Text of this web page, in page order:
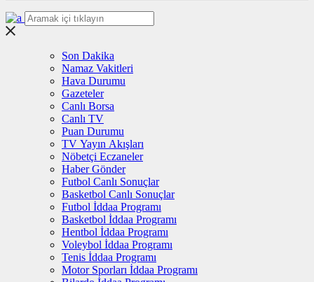
Son Dakika
Namaz Vakitleri
Hava Durumu
Gazeteler
Canlı Borsa
Canlı TV
Puan Durumu
TV Yayın Akışları
Nöbetçi Eczaneler
Haber Gönder
Futbol Canlı Sonuçlar
Basketbol Canlı Sonuçlar
Futbol İddaa Programı
Basketbol İddaa Programı
Hentbol İddaa Programı
Voleybol İddaa Programı
Tenis İddaa Programı
Motor Sporları İddaa Programı